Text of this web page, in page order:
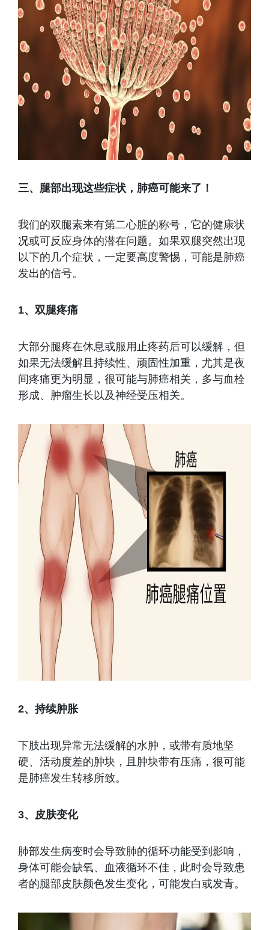
三、腿部出现这些症状，肺癌可能来了！
我们的双腿素来有第二心脏的称号，它的健康状
况或可反应身体的潜在问题。如果双腿突然出现
以下的几个症状，一定要高度警惕，可能是肺癌
发出的信号。
1、双腿疼痛
大部分腿疼在休息或服用止疼药后可以缓解，但
如果无法缓解且持续性、顽固性加重，尤其是夜
间疼痛更为明显，很可能与肺癌相关，多与血栓
形成、肿瘤生长以及神经受压相关。
2、持续肿胀
下肢出现异常无法缓解的水肿，或带有质地坚
硬、活动度差的肿块，且肿块带有压痛，很可能
是肺癌发生转移所致。
3、皮肤变化
肺部发生病变时会导致肺的循环功能受到影响，
身体可能会缺氧、血液循环不佳，此时会导致患
者的腿部皮肤颜色发生变化，可能发白或发青。